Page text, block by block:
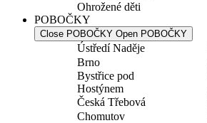
Ohrožené děti
POBOČKY
Close POBOČKY Open POBOČKY
Ústředí Naděje
Brno
Bystřice pod
Hostýnem
Česká Třebová
Chomutov